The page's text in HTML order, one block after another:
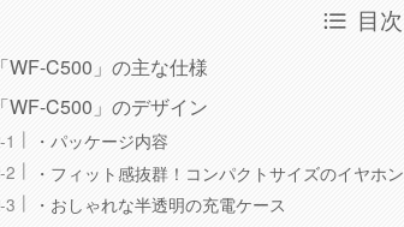
目次
「WF-C500」の主な仕様
「WF-C500」のデザイン
・パッケージ内容
・フィット感抜群！コンパクトサイズのイヤホン
・おしゃれな半透明の充電ケース